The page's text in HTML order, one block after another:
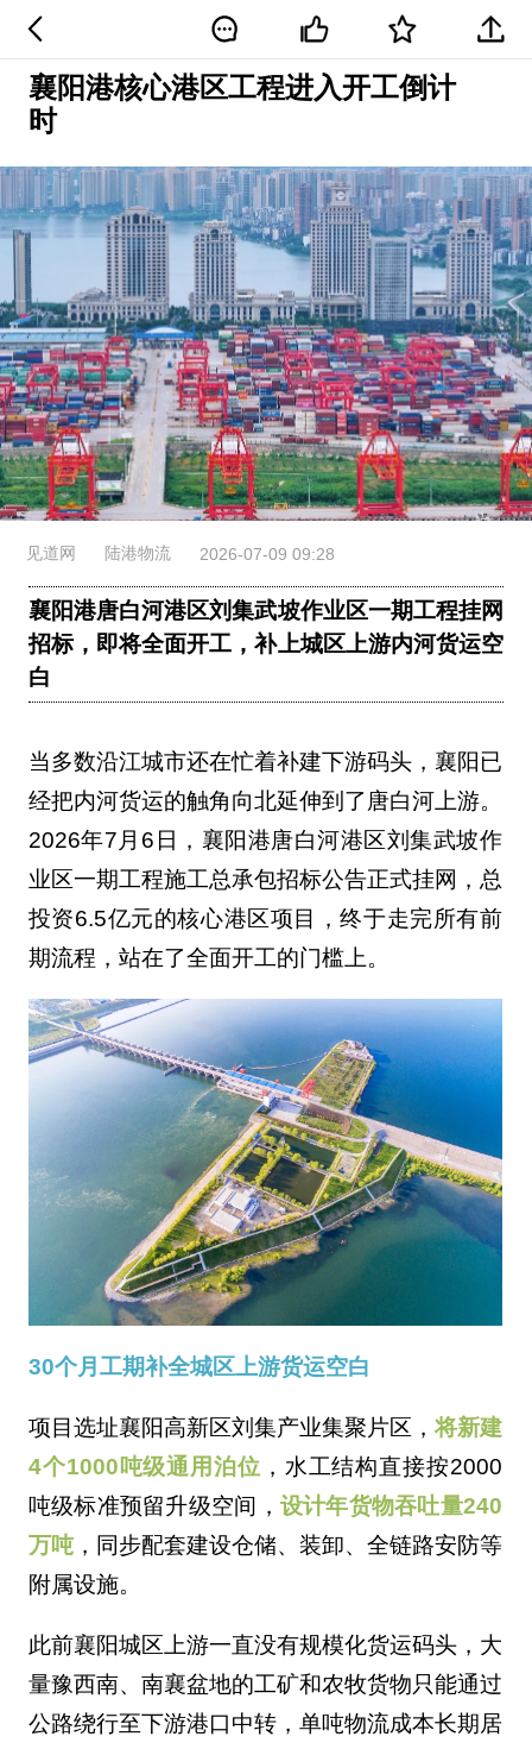
襄阳港核心港区工程进入开工倒计
时
见道网 陆港物流 2026-07-09 09:28
襄阳港唐白河港区刘集武坡作业区一期工程挂网
招标，即将全面开工，补上城区上游内河货运空
白
当多数沿江城市还在忙着补建下游码头，襄阳已
经把内河货运的触角向北延伸到了唐白河上游。
2026年7月6日，襄阳港唐白河港区刘集武坡作
业区一期工程施工总承包招标公告正式挂网，总
投资6.5亿元的核心港区项目，终于走完所有前
期流程，站在了全面开工的门槛上。
‌30个月工期补全城区上游货运空白‌
项目选址襄阳高新区刘集产业集聚片区，将新建
4个1000吨级通用泊位 ，水工结构直接按2000
吨级标准预留升级空间， 设计年货物吞吐量240
万吨，同步配套建设仓储、装卸、全链路安防等
附属设施。
此前襄阳城区上游一直没有规模化货运码头，大
量豫西南、南襄盆地的工矿和农牧货物只能通过
公路绕行至下游港口中转，单吨物流成本长期居